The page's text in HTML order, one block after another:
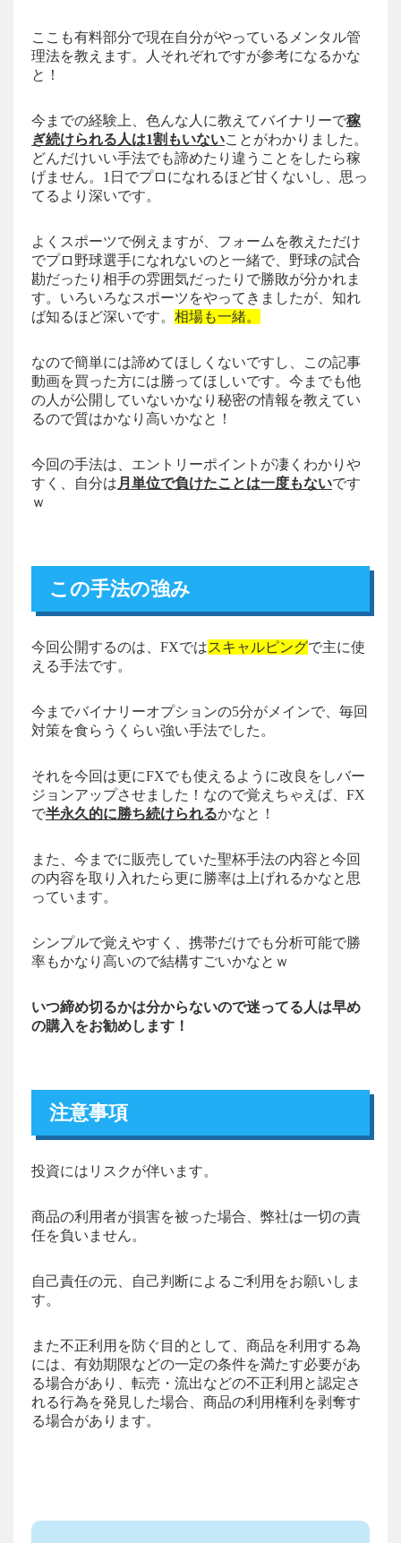
ここも有料部分で現在自分がやっているメンタル管
理法を教えます。人それぞれですが参考になるかな
と！
今までの経験上、色んな人に教えてバイナリーで稼
ぎ続けられる人は1割もいないことがわかりました。
どんだけいい手法でも諦めたり違うことをしたら稼
げません。1日でプロになれるほど甘くないし、思っ
てるより深いです。
よくスポーツで例えますが、フォームを教えただけ
でプロ野球選手になれないのと一緒で、野球の試合
勘だったり相手の雰囲気だったりで勝敗が分かれま
す。いろいろなスポーツをやってきましたが、知れ
ば知るほど深いです。 相場も一緒。
なので簡単には諦めてほしくないですし、この記事
動画を買った方には勝ってほしいです。今までも他
の人が公開していないかなり秘密の情報を教えてい
るので質はかなり高いかなと！
今回の手法は、エントリーポイントが凄くわかりや
すく、自分は月単位で負けたことは一度もないです
ｗ
この手法の強み
今回公開するのは、FXではスキャルピングで主に使
える手法です。
今までバイナリーオプションの5分がメインで、毎回
対策を食らうくらい強い手法でした。
それを今回は更にFXでも使えるように改良をしバー
ジョンアップさせました！なので覚えちゃえば、FX
で半永久的に勝ち続けられるかなと！
また、今までに販売していた聖杯手法の内容と今回
の内容を取り入れたら更に勝率は上げれるかなと思
っています。
シンプルで覚えやすく、携帯だけでも分析可能で勝
率もかなり高いので結構すごいかなとｗ
いつ締め切るかは分からないので迷ってる人は早め
の購入をお勧めします！
注意事項
投資にはリスクが伴います。
商品の利用者が損害を被った場合、弊社は一切の責
任を負いません。
自己責任の元、自己判断によるご利用をお願いしま
す。
また不正利用を防ぐ目的として、商品を利用する為
には、有効期限などの一定の条件を満たす必要があ
る場合があり、転売・流出などの不正利用と認定さ
れる行為を発見した場合、商品の利用権利を剥奪す
る場合があります。